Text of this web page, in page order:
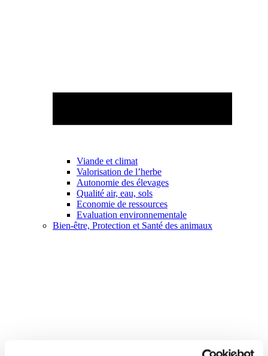
Viande et climat
Valorisation de l’herbe
Autonomie des élevages
Qualité air, eau, sols
Economie de ressources
Evaluation environnementale
Bien-être, Protection et Santé des animaux